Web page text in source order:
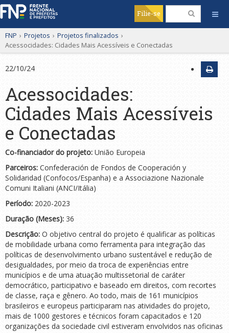
Filie-se
FNP › Projetos › Projetos finalizados ›
Acessocidades: Cidades Mais Acessíveis e Conectadas
22/10/24
Acessocidades:
Cidades Mais Acessíveis
e Conectadas
Co-financiador do projeto: União Europeia
Parceiros: Confederación de Fondos de Cooperación y
Solidaridad (Confocos/Espanha) e a Associazione Nazionale
Comuni Italiani (ANCI/Itália)
Período: 2020-2023
Duração (Meses): 36
Descrição: O objetivo central do projeto é qualificar as políticas
de mobilidade urbana como ferramenta para integração das
políticas de desenvolvimento urbano sustentável e redução de
desigualdades, por meio da troca de experiências entre
municípios e de uma atuação multissetorial de caráter
democrático, participativo e baseado em direitos, com recortes
de classe, raça e gênero. Ao todo, mais de 161 municípios
brasileiros e europeus participaram nas atividades do projeto,
mais de 1000 gestores e técnicos foram capacitados e 120
organizações da sociedade civil estiveram envolvidos nas oficinas